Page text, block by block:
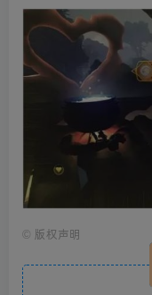
© 版权声明